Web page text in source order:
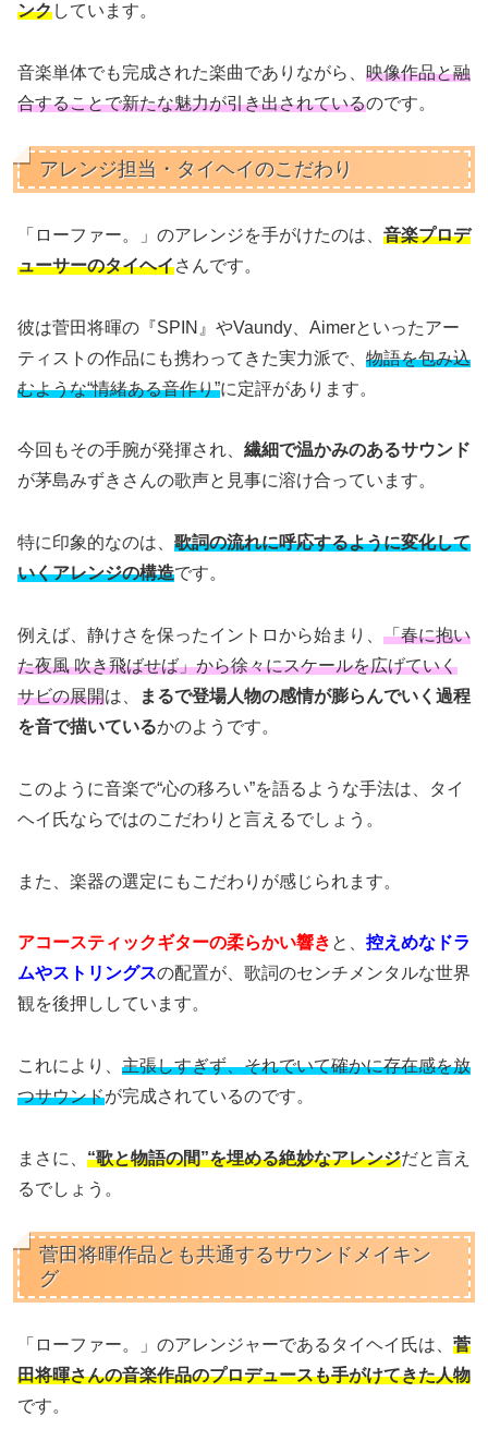
ンクしています。
音楽単体でも完成された楽曲でありながら、 映像作品と融
合することで新たな魅力が引き出されているのです。
アレンジ担当・タイヘイのこだわり
「ローファー。」のアレンジを手がけたのは、 音楽プロデ
ューサーのタイヘイさんです。
彼は菅田将暉の『SPIN』やVaundy、Aimerといったアー
ティストの作品にも携わってきた実力派で、 物語を包み込
むような“情緒ある音作り”に定評があります。
今回もその手腕が発揮され、 繊細で温かみのあるサウンド
が茅島みずきさんの歌声と見事に溶け合っています。
特に印象的なのは、 歌詞の流れに呼応するように変化して
いくアレンジの構造です。
例えば、静けさを保ったイントロから始まり、 「春に抱い
た夜風 吹き飛ばせば」から徐々にスケールを広げていく
サビの展開は、
まるで登場人物の感情が膨らんでいく過程
を音で描いているかのようです。
このように音楽で“心の移ろい”を語るような手法は、タイ
ヘイ氏ならではのこだわりと言えるでしょう。
また、楽器の選定にもこだわりが感じられます。
アコースティックギターの柔らかい響き と、 控えめなドラ
ムやストリングスの配置が、歌詞のセンチメンタルな世界
観を後押ししています。
これにより、 主張しすぎず、それでいて確かに存在感を放
つサウンドが完成されているのです。
まさに、 “歌と物語の間”を埋める絶妙なアレンジだと言え
るでしょう。
菅田将暉作品とも共通するサウンドメイキン
グ
「ローファー。」のアレンジャーであるタイヘイ氏は、 菅
田将暉さんの音楽作品のプロデュースも手がけてきた人物
です。